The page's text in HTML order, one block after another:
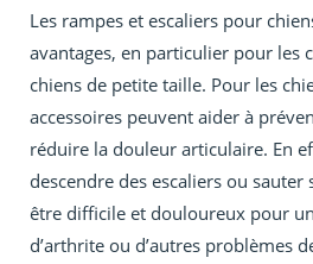
Les rampes et escaliers pour
avantages, en particulier pour les
chiens de petite taille. Pour les
accessoires peuvent aider à
réduire la douleur articulaire. En
descendre des escaliers ou
être difficile et douloureux pour
d’arthrite ou d’autres problèmes